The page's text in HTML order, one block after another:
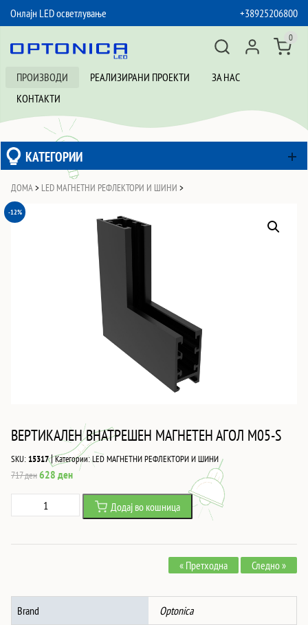
Онлајн LED осветлување
+38925206800
ПРОИЗВОДИ РЕАЛИЗИРАНИ ПРОЕКТИ
ЗА НАС
КОНТАКТИ
0
КАТЕГОРИИ
ДОМА > LED МАГНЕТНИ РЕФЛЕКТОРИ И ШИНИ >
-12%
ВЕРТИКАЛЕН ВНАТРЕШЕН МАГНЕТЕН АГОЛ M05-S
SKU:15317|Категории:LED МАГНЕТНИ РЕФЛЕКТОРИ И ШИНИ
717денOriginal
was:
628 денCurrent
price
628 ден.
ВЕРТИКАЛЕН
ВНАТРЕШЕН
количина
Додај во кошница
« Претходна Следно »
Brand Optonica